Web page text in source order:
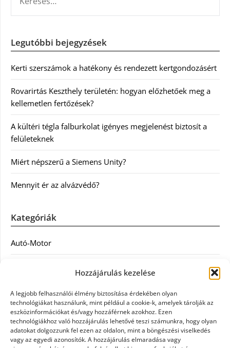
Hozzájárulás kezelése
A legjobb felhasználói élmény biztosítása érdekében olyan
technológiákat használunk, mint például a cookie-k, amelyek tárolják az
eszközinformációkat és/vagy hozzáférnek azokhoz. Ezen
technológiákhoz való hozzájárulás lehetővé teszi számunkra, hogy olyan
adatokat dolgozzunk fel ezen az oldalon, mint a böngészési viselkedés
vagy az egyedi azonosítók. A hozzájárulás elmaradása vagy
Legutóbbi bejegyzések
Kerti szerszámok a hatékony és rendezett kertgondozásért
Rovarirtás Keszthely területén: hogyan előzhetőek meg a
kellemetlen fertőzések?
A kültéri tégla falburkolat igényes megjelenést biztosít a
felületeknek
Miért népszerű a Siemens Unity?
Mennyit ér az alvázvédő?
Kategóriák
Autó-Motor
Egészség
Egyéb
Étel